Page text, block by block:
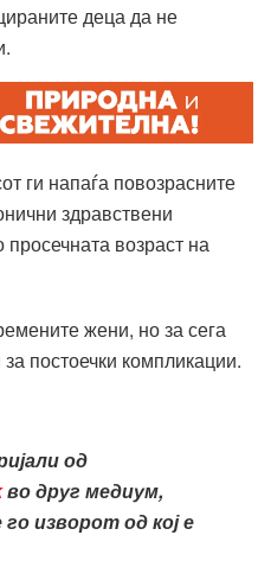
деца да не
ги напаѓа повозрасните
здравствени
возраст на
жени, но за сега
постоечки компликации.
од
во друг медиум,
изворот од кој е